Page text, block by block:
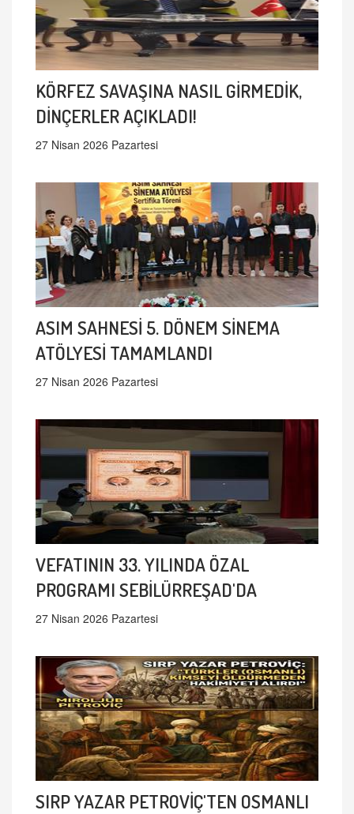
KÖRFEZ SAVAŞINA NASIL GİRMEDİK,
DİNÇERLER AÇIKLADI!
27 Nisan 2026 Pazartesi
ASIM SAHNESİ 5. DÖNEM SİNEMA
ATÖLYESİ TAMAMLANDI
27 Nisan 2026 Pazartesi
VEFATININ 33. YILINDA ÖZAL
PROGRAMI SEBİLÜRREŞAD'DA
27 Nisan 2026 Pazartesi
SIRP YAZAR PETROVİÇ'TEN OSMANLI